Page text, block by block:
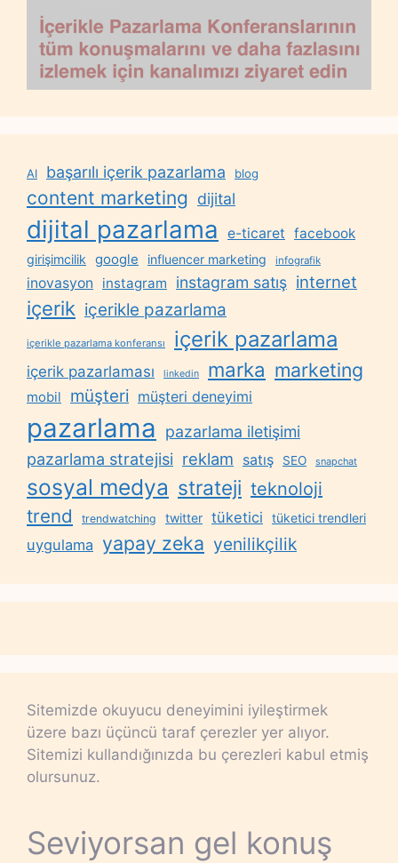
AI başarılı içerik pazarlama blog
content marketing dijital
dijital pazarlama e-ticaret facebook
girişimcilik google influencer marketing infografik
inovasyon instagram instagram satış internet
içerik içerikle pazarlama
içerikle pazarlama konferansı içerik pazarlama
içerik pazarlaması linkedin marka marketing
mobil müşteri müşteri deneyimi
pazarlama
pazarlama iletişimi
pazarlama stratejisi reklam satış SEO snapchat
sosyal medya strateji teknoloji
trend trendwatching twitter tüketici tüketici trendleri
uygulama yapay zeka yenilikçilik
Sitemizde okuyucu deneyimini iyileştirmek
üzere bazı üçüncü taraf çerezler yer alıyor.
Sitemizi kullandığınızda bu çerezleri kabul etmiş
olursunuz.
Seviyorsan gel konuş